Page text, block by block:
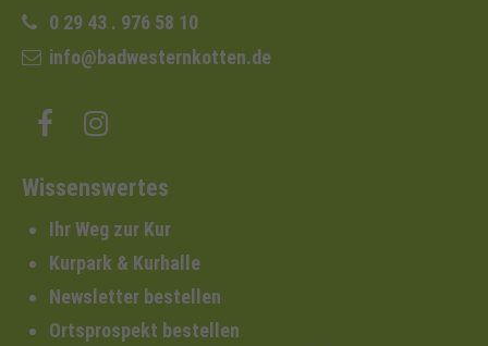
0 29 43 . 976 58 10
info@badwesternkotten.de
Wissenswertes
Ihr Weg zur Kur
Kurpark & Kurhalle
Newsletter bestellen
Ortsprospekt bestellen